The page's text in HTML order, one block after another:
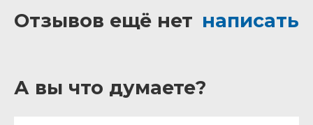
Отзывов ещё нет написать
А вы что думаете?